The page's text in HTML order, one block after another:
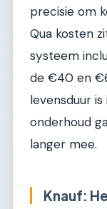
precisie om
Qua kosten
systeem
de €40 en
levensduur
onderhoud
langer mee.
Knauf: